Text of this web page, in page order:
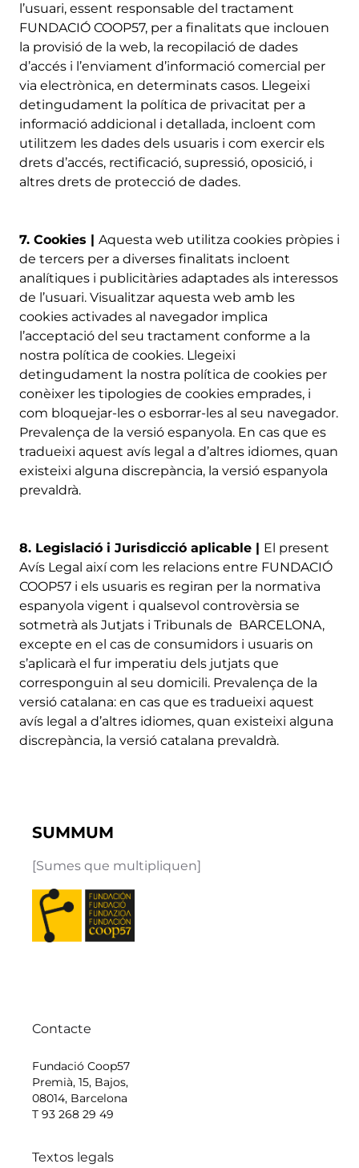
l’usuari, essent responsable del tractament
FUNDACIÓ COOP57, per a finalitats que inclouen
la provisió de la web, la recopilació de dades
d’accés i l’enviament d’informació comercial per
via electrònica, en determinats casos. Llegeixi
detingudament la política de privacitat per a
informació addicional i detallada, incloent com
utilitzem les dades dels usuaris i com exercir els
drets d’accés, rectificació, supressió, oposició, i
altres drets de protecció de dades.
7. Cookies | Aquesta web utilitza cookies pròpies i
de tercers per a diverses finalitats incloent
analítiques i publicitàries adaptades als interessos
de l’usuari. Visualitzar aquesta web amb les
cookies activades al navegador implica
l’acceptació del seu tractament conforme a la
nostra política de cookies. Llegeixi
detingudament la nostra política de cookies per
conèixer les tipologies de cookies emprades, i
com bloquejar-les o esborrar-les al seu navegador.
Prevalença de la versió espanyola. En cas que es
tradueixi aquest avís legal a d’altres idiomes, quan
existeixi alguna discrepància, la versió espanyola
prevaldrà.
8. Legislació i Jurisdicció aplicable | El present
Avís Legal així com les relacions entre FUNDACIÓ
COOP57 i els usuaris es regiran per la normativa
espanyola vigent i qualsevol controvèrsia se
sotmetrà als Jutjats i Tribunals de BARCELONA,
excepte en el cas de consumidors i usuaris on
s’aplicarà el fur imperatiu dels jutjats que
corresponguin al seu domicili. Prevalença de la
versió catalana: en cas que es tradueixi aquest
avís legal a d’altres idiomes, quan existeixi alguna
discrepància, la versió catalana prevaldrà.
SUMMUM
[Sumes que multipliquen]
Contacte
Fundació Coop57
Premià, 15, Bajos,
08014, Barcelona
T 93 268 29 49
Textos legals